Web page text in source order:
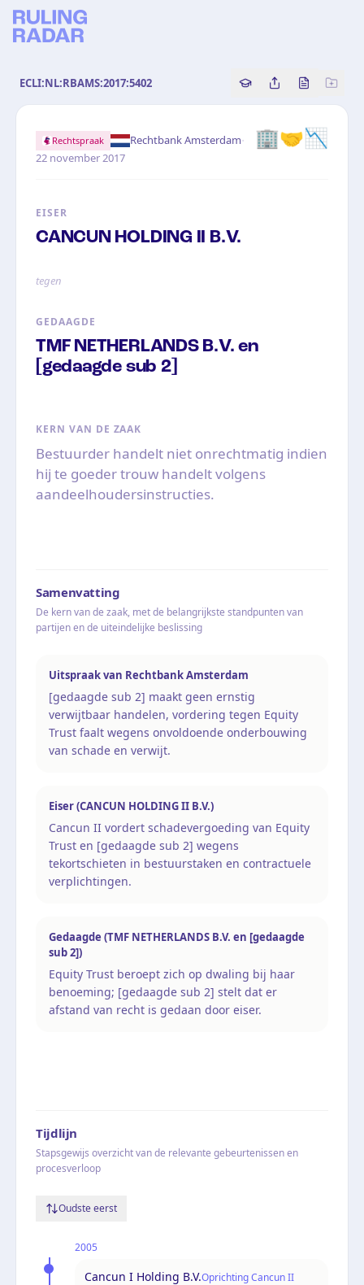
ECLI:NL:RBAMS:2017:5402 Copy source
Share this
Bekijk
🏢🤝📉
Rechtspraak Rechtbank Amsterdam·
22 november 2017
EISER
CANCUN HOLDING II B.V.
tegen
GEDAAGDE
TMF NETHERLANDS B.V. en
[gedaagde sub 2]
KERN VAN DE ZAAK
Bestuurder handelt niet onrechtmatig indien
hij te goeder trouw handelt volgens
aandeelhoudersinstructies.
Samenvatting
De kern van de zaak, met de belangrijkste standpunten van
partijen en de uiteindelijke beslissing
Uitspraak van Rechtbank Amsterdam
[gedaagde sub 2] maakt geen ernstig
verwijtbaar handelen, vordering tegen Equity
Trust faalt wegens onvoldoende onderbouwing
van schade en verwijt.
Eiser (CANCUN HOLDING II B.V.)
Cancun II vordert schadevergoeding van Equity
Trust en [gedaagde sub 2] wegens
tekortschieten in bestuurstaken en contractuele
verplichtingen.
Gedaagde (TMF NETHERLANDS B.V. en [gedaagde
sub 2])
Equity Trust beroept zich op dwaling bij haar
benoeming; [gedaagde sub 2] stelt dat er
afstand van recht is gedaan door eiser.
Tijdlijn
Stapsgewijs overzicht van de relevante gebeurtenissen en
procesverloop
Oudste eerst
2005
Cancun I Holding B.V.Oprichting Cancun II